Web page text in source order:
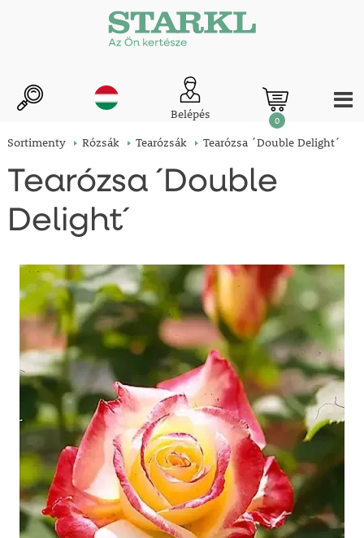
Belépés 0
Sortimenty Rózsák Tearózsák Tearózsa ´Double Delight´
Tearózsa ´Double
Delight´